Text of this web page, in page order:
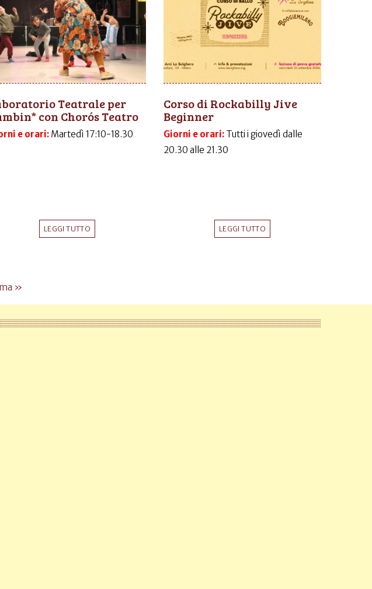
Teatrale per
con Chorós Teatro
e orari: Martedì 17:10-18.30
LEGGI TUTTO
Corso di Rockabilly Jive
Beginner
Giorni e orari: Tutti i giovedì dalle
20.30 alle 21.30
LEGGI TUTTO
»